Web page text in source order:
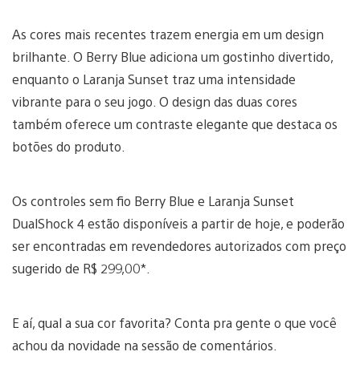
As cores mais recentes trazem energia em um design
brilhante. O Berry Blue adiciona um gostinho divertido,
enquanto o Laranja Sunset traz uma intensidade
vibrante para o seu jogo. O design das duas cores
também oferece um contraste elegante que destaca os
botões do produto.
Os controles sem fio Berry Blue e Laranja Sunset
DualShock 4 estão disponíveis a partir de hoje, e poderão
ser encontradas em revendedores autorizados com preço
sugerido de R$ 299,00*.
E aí, qual a sua cor favorita? Conta pra gente o que você
achou da novidade na sessão de comentários.